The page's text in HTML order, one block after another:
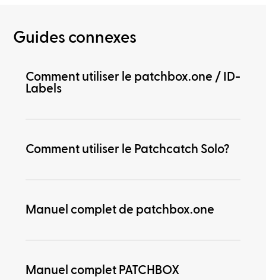
Guides connexes
Comment utiliser le patchbox.one / ID-
Labels
Comment utiliser le Patchcatch Solo?
Manuel complet de patchbox.one
Manuel complet PATCHBOX